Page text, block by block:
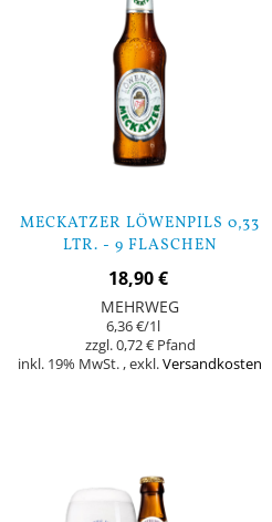
MECKATZER LÖWENPILS 0,33
LTR. - 9 FLASCHEN
18,90 €
MEHRWEG
6,36 €/1l
0,72 €
inkl. 19% MwSt. ,exkl.Versandkosten